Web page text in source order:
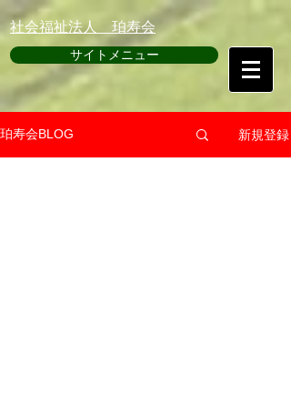
​社会福祉法人 珀寿会
サイトメニュー
珀寿会BLOG 新規登録